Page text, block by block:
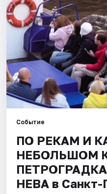
Выставки
Квесты
Экскурсии
Спорт
События
Города
Площадки
Артисты
Событие
ПО РЕКАМ И
НЕБОЛЬШОМ
НЕВА в Санкт-